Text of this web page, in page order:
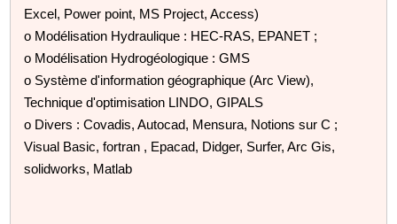
Excel, Power point, MS Project, Access)
o Modélisation Hydraulique : HEC-RAS, EPANET ;
o Modélisation Hydrogéologique : GMS
o Système d'information géographique (Arc View),
Technique d'optimisation LINDO, GIPALS
o Divers : Covadis, Autocad, Mensura, Notions sur C ;
Visual Basic, fortran , Epacad, Didger, Surfer, Arc Gis,
solidworks, Matlab